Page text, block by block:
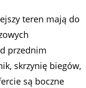
teren mają do
przednim
skrzynię biegów,
są boczne